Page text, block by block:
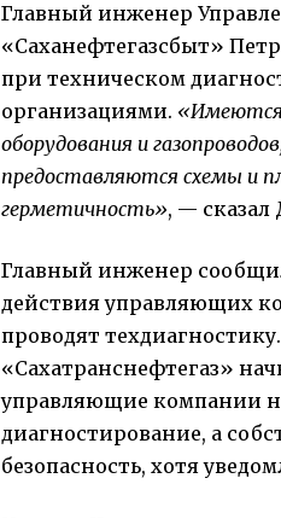
Главный инженер
«Саханефтегазсбыт»
при техническом
организациями. «Имеются
оборудования и
предоставляются схемы и
герметичность», — сказал
Главный инженер
действия управляющих
проводят
«Сахатранснефтегаз»
управляющие компании
диагностирование, а
безопасность, хотя